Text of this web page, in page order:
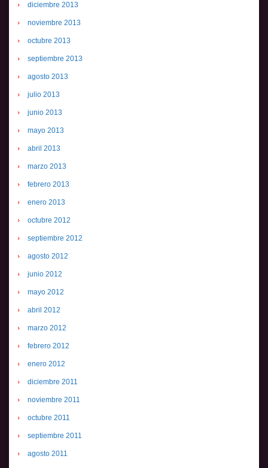
diciembre 2013
noviembre 2013
octubre 2013
septiembre 2013
agosto 2013
julio 2013
junio 2013
mayo 2013
abril 2013
marzo 2013
febrero 2013
enero 2013
octubre 2012
septiembre 2012
agosto 2012
junio 2012
mayo 2012
abril 2012
marzo 2012
febrero 2012
enero 2012
diciembre 2011
noviembre 2011
octubre 2011
septiembre 2011
agosto 2011